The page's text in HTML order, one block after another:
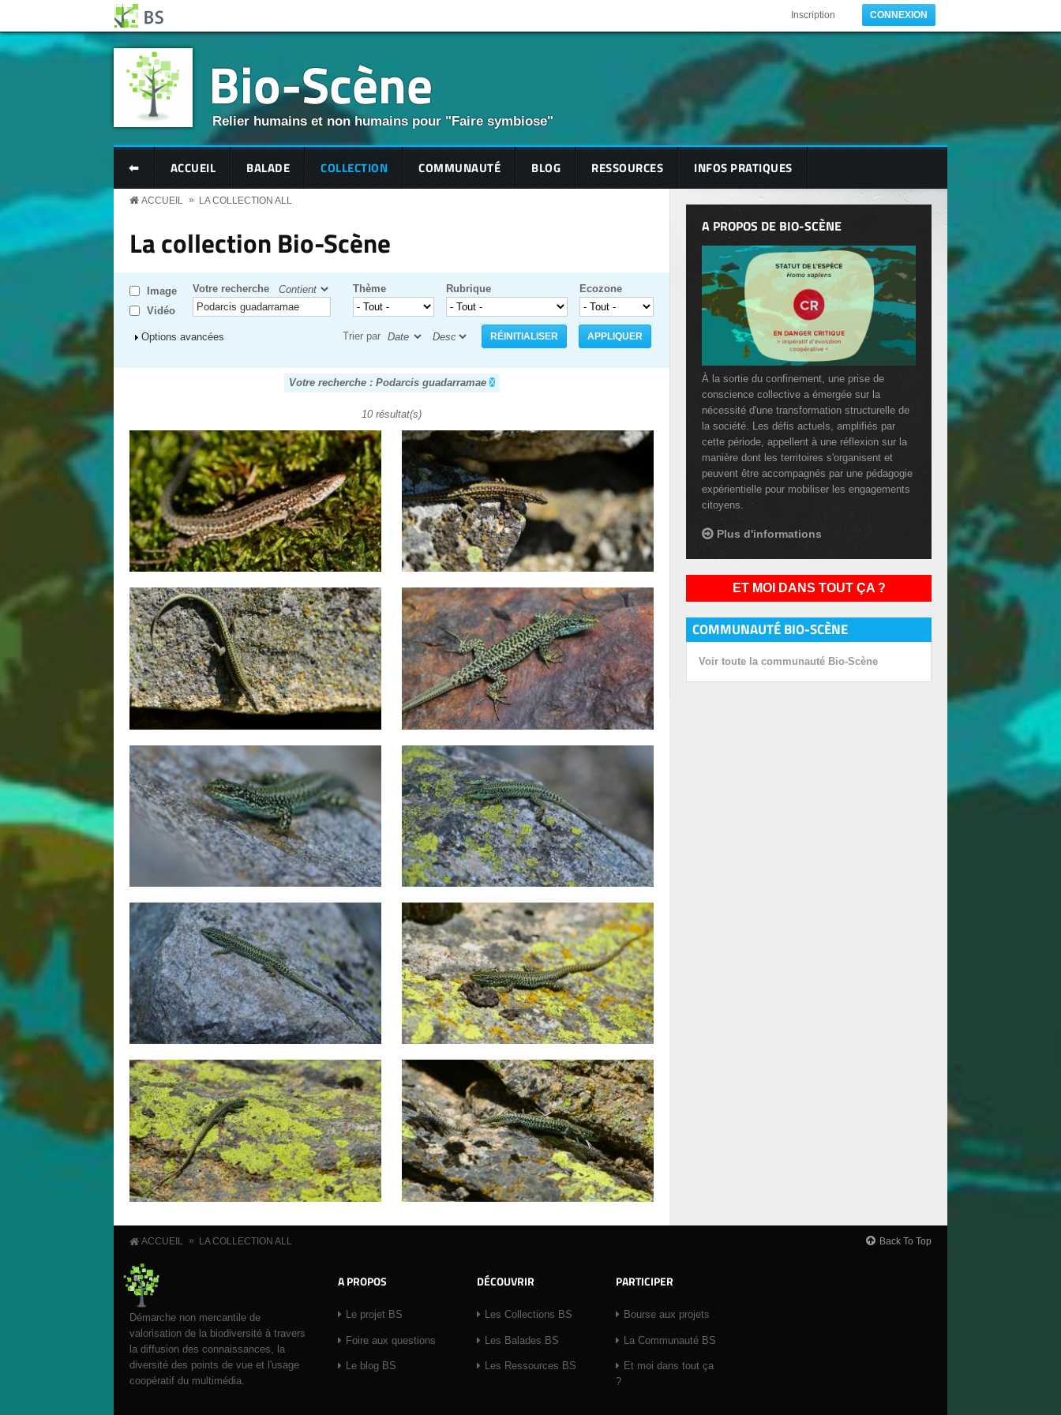
Aller au contenu principal
Inscription CONNEXION
Bio-Scène
Relier humains et non humains pour "Faire symbiose"
BS MENU
⬅ ACCUEIL BALADE COLLECTION COMMUNAUTÉ BLOG RESSOURCES INFOS PRATIQUES
ACCUEIL » LA COLLECTION ALL
La collection Bio-Scène
Image
Vidéo
Votre recherche Ecozone
Rubrique
Thème
Afficher
Options avancées Trier par
Votre recherche : Podarcis guadarramae
10 résultat(s)
A PROPOS DE BIO-SCÈNE
À la sortie du confinement, une prise de
conscience collective a émergée sur la
nécessité d'une transformation structurelle de
la société. Les défis actuels, amplifiés par
cette période, appellent à une réflexion sur la
manière dont les territoires s'organisent et
peuvent être accompagnés par une pédagogie
expérientielle pour mobiliser les engagements
citoyens.
Plus d'informations
ET MOI DANS TOUT ÇA ?
COMMUNAUTÉ BIO-SCÈNE
Voir toute la communauté Bio-Scène
ACCUEIL » LA COLLECTION ALL Back To Top
Démarche non mercantile de
valorisation de la biodiversité à travers
la diffusion des connaissances, la
diversité des points de vue et l'usage
coopératif du multimédia.
A PROPOS
Le projet BS
Foire aux questions
Le blog BS
DÉCOUVRIR
Les Collections BS
Les Balades BS
Les Ressources BS
PARTICIPER
Bourse aux projets
La Communauté BS
Et moi dans tout ça
?
Panneau de gestion des cookies